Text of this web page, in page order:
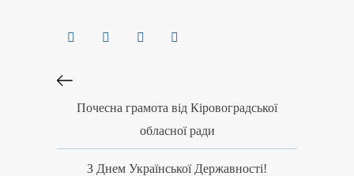
Почесна грамота від Кіровоградської
обласної ради
З Днем Української Державності!